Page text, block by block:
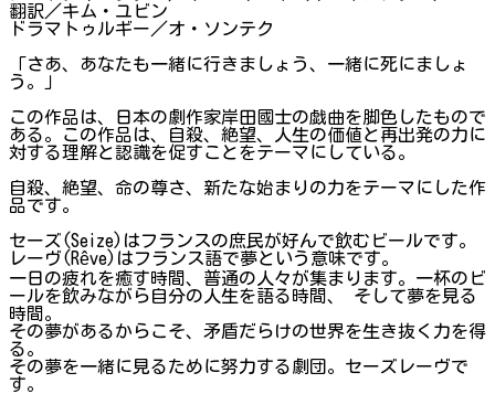
翻訳／キム・ユビン
ドラマトゥルギー／オ・ソンテク
「さあ、あなたも一緒に行きましょう、一緒に死にましょ
う。」
この作品は、日本の劇作家岸田國士の戯曲を脚色したもので
ある。この作品は、自殺、絶望、人生の価値と再出発の力に
対する理解と認識を促すことをテーマにしている。
自殺、絶望、命の尊さ、新たな始まりの力をテーマにした作
品です。
セーズ(Seize)はフランスの庶民が好んで飲むビールです。
レーヴ(Rêve)はフランス語で夢という意味です。
一日の疲れを癒す時間、普通の人々が集まります。一杯のビ
ールを飲みながら自分の人生を語る時間、 そして夢を見る
時間。
その夢があるからこそ、矛盾だらけの世界を生き抜く力を得
る。
その夢を一緒に見るために努力する劇団。セーズレーヴで
す。